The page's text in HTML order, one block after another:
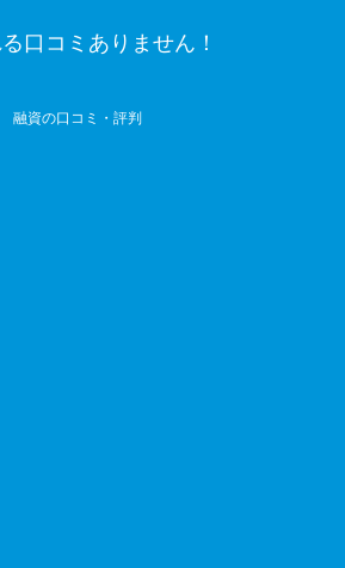
口コミありません！
融資の口コミ・評判